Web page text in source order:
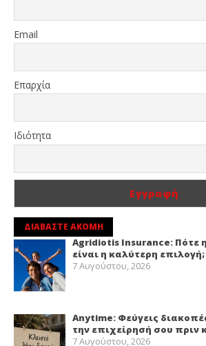
Email
Επαρχία
Ιδιότητα
ΔΙΑΒΑΣΤΕ ΑΚΟΜΗ
Agridiotis Insurance: Πότε
είναι η καλύτερη επιλογή;
7 Αυγούστου, 2026
Anytime: Φεύγεις
την επιχείρησή σου πριν
7 Αυγούστου, 2026